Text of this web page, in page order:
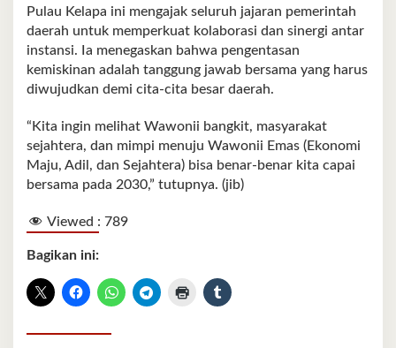
Pulau Kelapa ini mengajak seluruh jajaran pemerintah
daerah untuk memperkuat kolaborasi dan sinergi antar
instansi. Ia menegaskan bahwa pengentasan
kemiskinan adalah tanggung jawab bersama yang harus
diwujudkan demi cita-cita besar daerah.
“Kita ingin melihat Wawonii bangkit, masyarakat
sejahtera, dan mimpi menuju Wawonii Emas (Ekonomi
Maju, Adil, dan Sejahtera) bisa benar-benar kita capai
bersama pada 2030,” tutupnya. (jib)
Viewed : 789
Bagikan ini: